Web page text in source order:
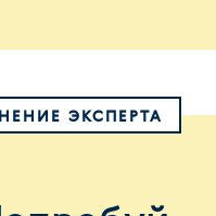
ЭКСПЕРТА